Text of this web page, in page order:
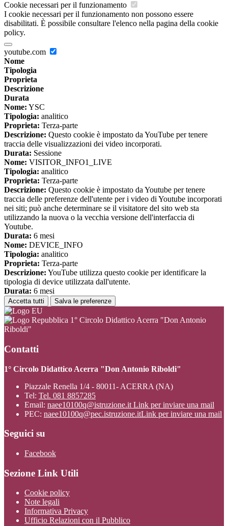
Cookie necessari per il funzionamento
I cookie necessari per il funzionamento non possono essere
disabilitati. È possibile consultare l'elenco nella pagina della cookie
policy.
youtube.com
Nome
Tipologia
Proprieta
Descrizione
Durata
Nome: YSC
Tipologia: analitico
Proprieta: Terza-parte
Descrizione: Questo cookie è impostato da YouTube per tenere
traccia delle visualizzazioni dei video incorporati.
Durata: Sessione
Nome: VISITOR_INFO1_LIVE
Tipologia: analitico
Proprieta: Terza-parte
Descrizione: Questo cookie è impostato da Youtube per tenere
traccia delle preferenze dell'utente per i video di Youtube incorporati
nei siti; può anche determinare se il visitatore del sito web sta
utilizzando la nuova o la vecchia versione dell'interfaccia di
Youtube.
Durata: 6 mesi
Nome: DEVICE_INFO
Tipologia: analitico
Proprieta: Terza-parte
Descrizione: YouTube utilizza questo cookie per identificare la
tipologia di device utilizzata dall'utente.
Durata: 6 mesi
Accetta tutti Salva le preferenze
1° Circolo Didattico Acerra "Don Antonio
Riboldi"
Contatti
1° Circolo Didattico Acerra "Don Antonio Riboldi"
Piazzale Renella 1/4 - 80011- ACERRA (NA)
Tel: Tel. 081 8857285
Email: naee10100q@istruzione.it Link per inviare una mail
PEC: naee10100q@pec.istruzione.itLink per inviare una mail
Seguici su
Facebook
Sezione Link Utili
Cookie policy
Note legali
Informativa Privacy
Ufficio Relazioni con il Pubblico